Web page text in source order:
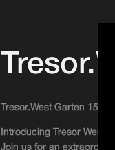
Tresor.West Garten
Introducing Tresor West
Join us for an